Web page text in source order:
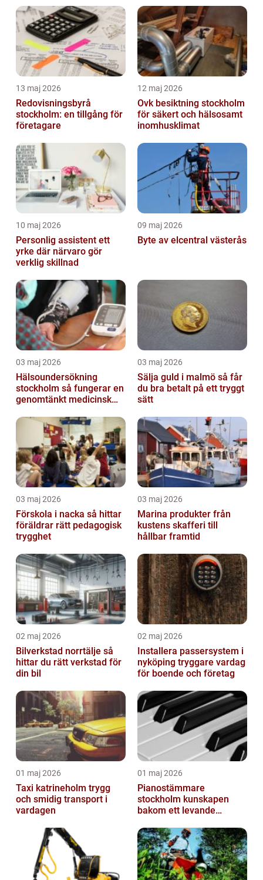
13 maj 2026
Redovisningsbyrå
stockholm: en tillgång för
företagare
12 maj 2026
Ovk besiktning stockholm
för säkert och hälsosamt
inomhusklimat
10 maj 2026
Personlig assistent ett
yrke där närvaro gör
verklig skillnad
09 maj 2026
Byte av elcentral västerås
03 maj 2026
Hälsoundersökning
stockholm så fungerar en
genomtänkt medicinsk
03 maj 2026
Sälja guld i malmö så får
du bra betalt på ett tryggt
sätt
03 maj 2026
Förskola i nacka så hittar
föräldrar rätt pedagogisk
trygghet
03 maj 2026
Marina produkter från
kustens skafferi till
hållbar framtid
02 maj 2026
Bilverkstad norrtälje så
hittar du rätt verkstad för
din bil
02 maj 2026
Installera passersystem i
nyköping tryggare vardag
för boende och företag
01 maj 2026
Taxi katrineholm trygg
och smidig transport i
vardagen
01 maj 2026
Pianostämmare
stockholm kunskapen
bakom ett levande